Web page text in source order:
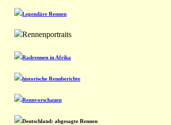
Legendäre Rennen
Rennenportraits
Radrennen in Afrika
historische Rennberichte
Rennvorschauen
Deutschland: abgesagte Rennen